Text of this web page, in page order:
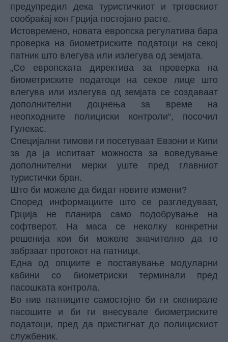
предупредил дека туристичкиот и трговскиот
сообраќај кон Грција постојано расте.
Истовремено, новата европска регулатива бара
проверка на биометриските податоци на секој
патник што влегува или излегува од земјата.
„Со европската директива за проверка на
биометриските податоци на секое лице што
влегува или излегува од земјата се создаваат
дополнителни доцнења за време на
неопходните полициски контроли“, посочил
Гулекас.
Специјални тимови ги посетуваат Евзони и Кипи
за да ја испитаат можноста за воведување
дополнителни мерки уште пред главниот
туристички бран.
Што би можеле да бидат новите измени?
Според информациите што се разгледуваат,
Грција не планира само подобрување на
софтверот. На маса се неколку конкретни
решенија кои би можеле значително да го
забрзаат протокот на патници.
Една од опциите е поставување модуларни
кабини со биометриски терминали пред
пасошката контрола.
Во нив патниците самостојно би ги скенирале
пасошите и би ги внесувале биометриските
податоци, пред да пристигнат до полицискиот
службеник.